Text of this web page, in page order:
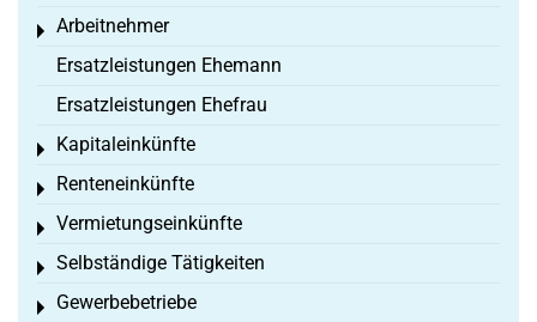
Arbeitnehmer
Toggle menu
Ersatzleistungen Ehemann
Ersatzleistungen Ehefrau
Kapitaleinkünfte
Toggle menu
Renteneinkünfte
Toggle menu
Vermietungseinkünfte
Toggle menu
Selbständige Tätigkeiten
Toggle menu
Gewerbebetriebe
Toggle menu